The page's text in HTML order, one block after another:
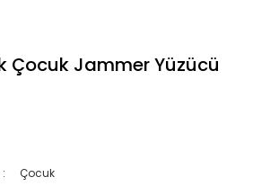
Çocuk Jammer Yüzücü
Çocuk